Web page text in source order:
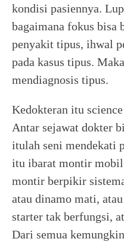
kondisi pasiennya.
bagaimana fokus bisa
penyakit tipus, ihwal
pada kasus tipus.
mendiagnosis tipus.
Kedokteran itu
Antar sejawat dokter
itulah seni mendekati
itu ibarat montir
montir berpikir
atau dinamo mati,
starter tak berfungsi,
Dari semua